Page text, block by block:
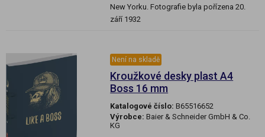
New Yorku. Fotografie byla pořízena 20.
září 1932
Není na skladě
Kroužkové desky plast A4
Boss 16 mm
Katalogové číslo: B65516652
Výrobce: Baier & Schneider GmbH & Co.
KG